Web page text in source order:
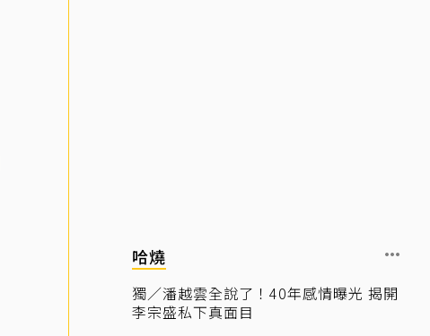
哈燒
獨／潘越雲全說了！40年感情曝光 揭開
李宗盛私下真面目